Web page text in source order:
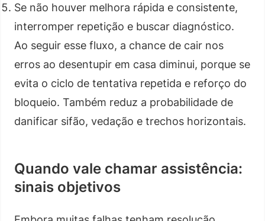
Se não houver melhora rápida e consistente,
interromper repetição e buscar diagnóstico.
Ao seguir esse fluxo, a chance de cair nos
erros ao desentupir em casa diminui, porque se
evita o ciclo de tentativa repetida e reforço do
bloqueio. Também reduz a probabilidade de
danificar sifão, vedação e trechos horizontais.
Quando vale chamar assistência:
sinais objetivos